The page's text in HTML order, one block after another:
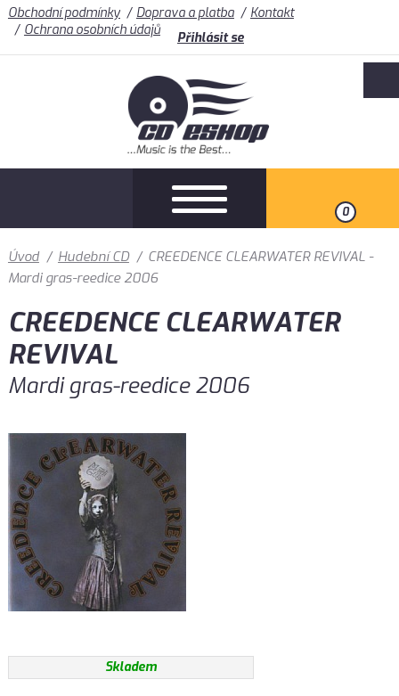
Obchodní podmínky Doprava a platba
Kontakt
Ochrana osobních údajů
Přihlásit se
0
Úvod / Hudební CD / CREEDENCE CLEARWATER REVIVAL -
Mardi gras-reedice 2006
CREEDENCE CLEARWATER
REVIVAL
Mardi gras-reedice 2006
Skladem